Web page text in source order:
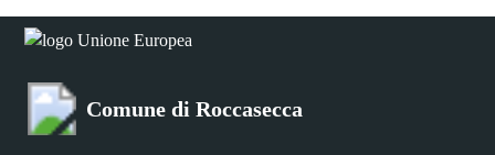
Comune di Roccasecca